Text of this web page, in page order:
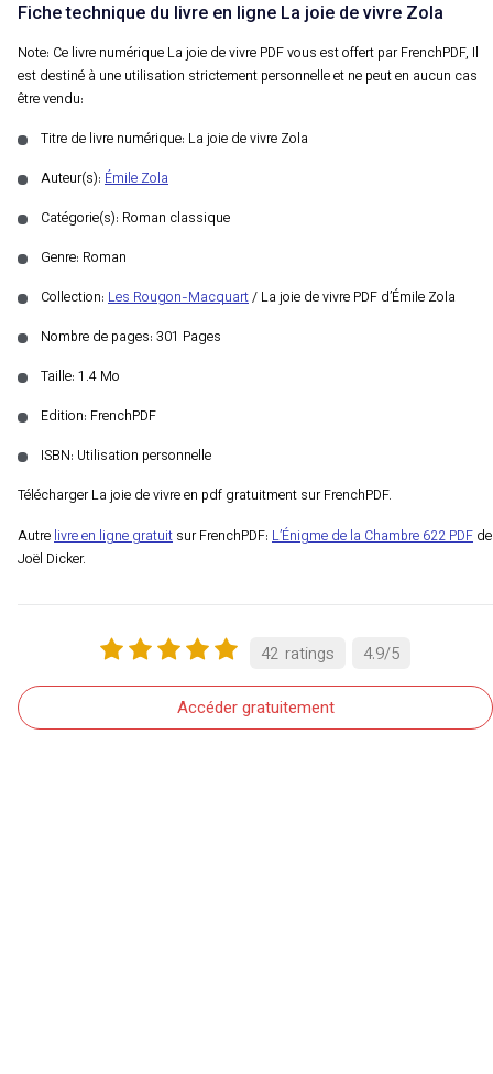
Fiche technique du livre en ligne La joie de vivre Zola
Note: Ce livre numérique La joie de vivre PDF vous est offert par FrenchPDF, Il
est destiné à une utilisation strictement personnelle et ne peut en aucun cas
être vendu:
Titre de livre numérique: La joie de vivre Zola
Auteur(s): Émile Zola
Catégorie(s): Roman classique
Genre: Roman
Collection: Les Rougon-Macquart/ La joie de vivre PDF d’Émile Zola
Nombre de pages: 301 Pages
Taille: 1.4 Mo
Edition: FrenchPDF
ISBN: Utilisation personnelle
Télécharger La joie de vivre en pdf gratuitment sur FrenchPDF.
Autrelivre en ligne gratuit sur FrenchPDF: L’Énigme de la Chambre 622 PDF de
Joël Dicker.
Accéder gratuitement
4.9/5
42 ratings